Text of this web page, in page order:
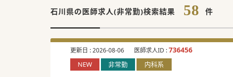
石川県の医師求人(非常勤)検索結果 58 件
更新日 :2026-08-06 医師求人ID :736456
NEW 非常勤 内科系